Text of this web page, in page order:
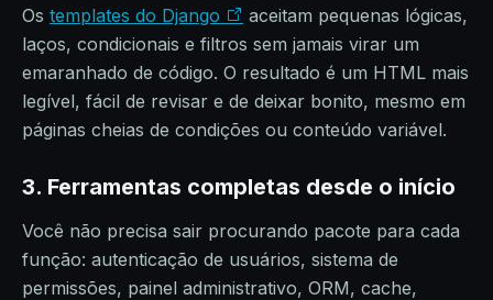
Os templates do Django
aceitam pequenas lógicas,
laços, condicionais e filtros sem jamais virar um
emaranhado de código. O resultado é um HTML mais
legível, fácil de revisar e de deixar bonito, mesmo em
páginas cheias de condições ou conteúdo variável.
3. Ferramentas completas desde o início
Você não precisa sair procurando pacote para cada
função: autenticação de usuários, sistema de
permissões, painel administrativo, ORM, cache,